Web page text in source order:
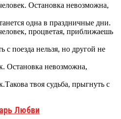
Остановка невозможна,
одна в праздничные дни.
процветая, приближаешь
с поезда нельзя, но другой не
Остановка невозможна,
твоя судьба, прыгнуть с
Любви